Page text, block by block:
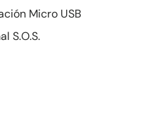
Micro USB
S.O.S.